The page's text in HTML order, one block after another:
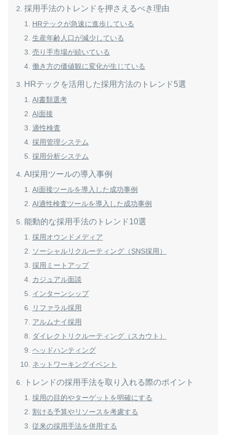
採用手法のトレンドを押さえるべき理由
HRテックが急速に進歩している
生産年齢人口が減少している
売り手市場が続いている
働き方の価値観に変化が生じている
HRテックを活用した採用方法のトレンド5選
AI書類選考
AI面接
適性検査
採用管理システム
採用分析システム
AI採用ツールの導入事例
AI面接ツールを導入した成功事例
AI適性検査ツールを導入した成功事例
能動的な採用手法のトレンド10選
採用オウンドメディア
ソーシャルリクルーティング（SNS採用）
採用ミートアップ
カジュアル面談
インターンシップ
リファラル採用
アルムナイ採用
ダイレクトリクルーティング（スカウト）
ヘッドハンティング
ネットワーキングイベント
トレンドの採用手法を取り入れる際のポイント
採用の目的やターゲットを明確にする
割ける予算やリソースを考慮する
従来の採用手法を併用する